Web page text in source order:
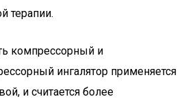
терапии.
компрессорный и
ингалятор применяется
и считается более